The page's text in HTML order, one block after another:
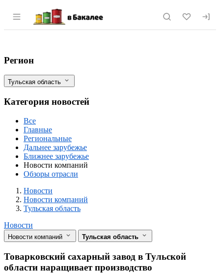
Раздел навигации по сайту vbakalee.ru
Товарковский сахарный завод в
Фильтры
Регион
Тульская область
Категория новостей
Все
Главные
Региональные
Дальнее зарубежье
Ближнее зарубежье
Новости компаний
Обзоры отрасли
Новости
Разделы
Новости
Новости компаний
Тульская область
Новости
Новости компаний Тульская область
Товарковский сахарный завод в Тульской
области наращивает производство